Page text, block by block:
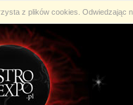
z plików cookies. Odwiedzając